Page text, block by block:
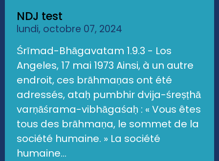
NDJ test
lundi, octobre 07, 2024
Śrīmad-Bhāgavatam 1.9.3 - Los
Angeles, 17 mai 1973 Ainsi, à un autre
endroit, ces brāhmaṇas ont été
adressés, ataḥ pumbhir dvija-śreṣṭhā
varṇāśrama-vibhāgaśaḥ : « Vous êtes
tous des brāhmaṇa, le sommet de la
société humaine. » La société
humaine...